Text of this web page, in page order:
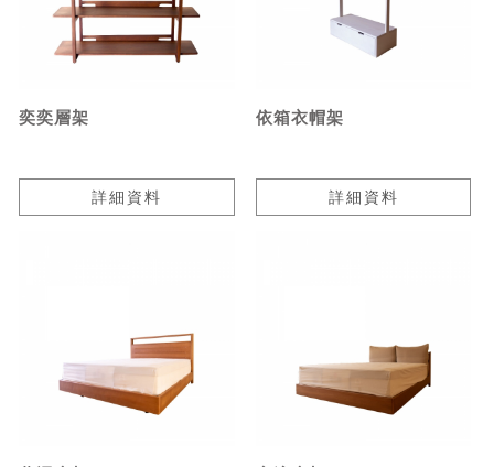
奕奕層架
詳細資料
依箱衣帽架
詳細資料